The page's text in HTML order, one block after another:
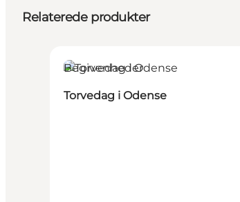
Relaterede produkter
Begivenheder
Torvedag i Odense